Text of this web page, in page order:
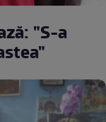
"S-a